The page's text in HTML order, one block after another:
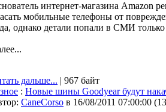
интернет-магазина Amazon
мобильные телефоны от
однако детали попали в СМИ только
дальше... | 967 байт
: Новые шины Goodyear будут
CaneCorso в 16/08/2011 07:00:00 (